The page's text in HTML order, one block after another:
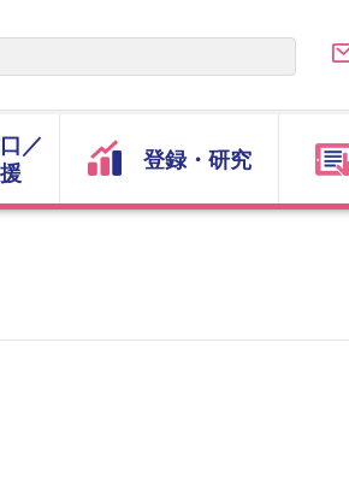
／
登録・研究